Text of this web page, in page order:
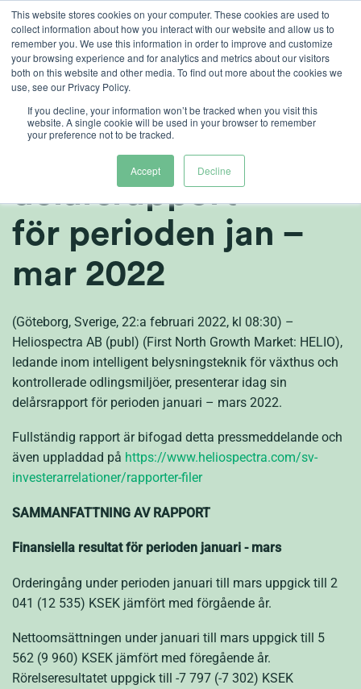
This website stores cookies on your computer. These cookies are used to
collect information about how you interact with our website and allow us to
remember you. We use this information in order to improve and customize
your browsing experience and for analytics and metrics about our visitors
both on this website and other media. To find out more about the cookies we
use, see our Privacy Policy.
If you decline, your information won’t be tracked when you visit this
website. A single cookie will be used in your browser to remember
your preference not to be tracked.
Accept Decline
Ga
naar
inhoud
Heliospectra AB
(publ) offentliggör
delårsrapport
för perioden jan –
mar 2022
(Göteborg, Sverige, 22:a februari 2022, kl 08:30) –
Heliospectra AB (publ) (First North Growth Market: HELIO),
ledande inom intelligent belysningsteknik för växthus och
kontrollerade odlingsmiljöer, presenterar idag sin
delårsrapport för perioden januari – mars 2022.
Fullständig rapport är bifogad detta pressmeddelande och
även uppladdad på https://www.heliospectra.com/sv-
investerarrelationer/rapporter-filer
SAMMANFATTNING AV RAPPORT
Finansiella resultat för perioden januari - mars
Orderingång under perioden januari till mars uppgick till 2
041 (12 535) KSEK jämfört med förgående år.
Nettoomsättningen under januari till mars uppgick till 5
562 (9 960) KSEK jämfört med föregående år.
Rörelseresultatet uppgick till -7 797 (-7 302) KSEK